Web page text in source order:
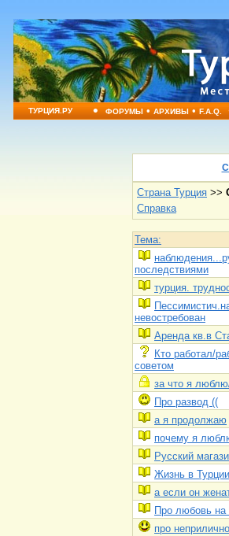
ТУРЦИЯ.РУ • ФОРУМЫ•АРХИВЫ•F.A.Q.
Страна Турция >>
Справка
Тема:
последствиями
турция.
невостребован
Аренда кв.в
Кто работал/
советом
за что я
Про развод ((
а я продолжаю
почему я
Русский
Жизнь в Турции
а если он
Про любовь на
про